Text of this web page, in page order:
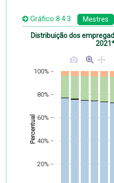
Gráfico 8.4.3 Mestres
Distribuição dos
20%
40%
60%
80%
100%
Percentual